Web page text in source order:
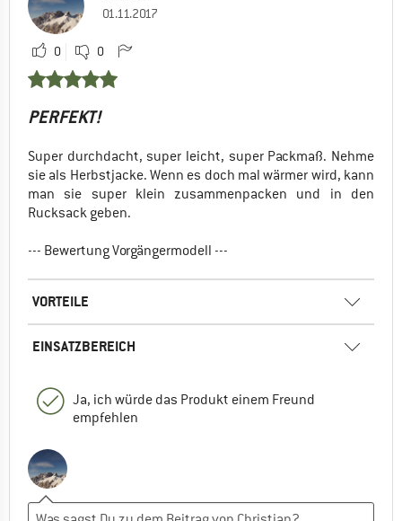
01.11.2017
0 0
PERFEKT!
Super durchdacht, super leicht, super Packmaß. Nehme
sie als Herbstjacke. Wenn es doch mal wärmer wird, kann
man sie super klein zusammenpacken und in den
Rucksack geben.
--- Bewertung Vorgängermodell ---
VORTEILE
EINSATZBEREICH
Ja, ich würde das Produkt einem Freund
empfehlen